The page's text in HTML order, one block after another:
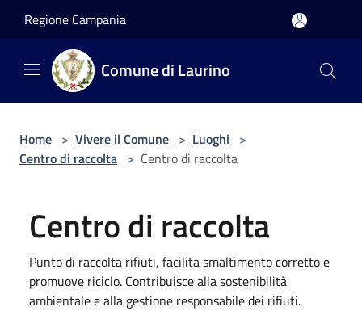
Regione Campania
Comune di Laurino
Home > Vivere il Comune > Luoghi >
Centro di raccolta > Centro di raccolta
Centro di raccolta
Punto di raccolta rifiuti, facilita smaltimento corretto e
promuove riciclo. Contribuisce alla sostenibilità
ambientale e alla gestione responsabile dei rifiuti.